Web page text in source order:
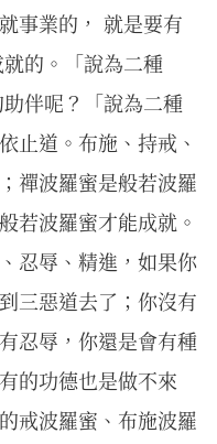
事業的， 就是要有
的。「說為二種
伴呢？「說為二種
止道。布施、持戒、
禪波羅蜜是般若波羅
若波羅蜜才能成就。
忍辱、精進，如果你
三惡道去了；你沒有
忍辱，你還是會有種
的功德也是做不來
戒波羅蜜、布施波羅